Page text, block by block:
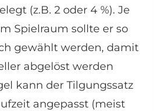
(z.B. 2 oder 4 %). Je
Spielraum sollte er so
gewählt werden, damit
abgelöst werden
kann der Tilgungssatz
angepasst (meist